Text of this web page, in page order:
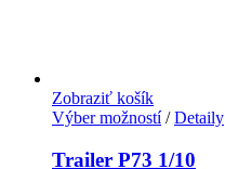
Zobraziť košík
Výber možností/ Detaily
Trailer P73 1/10